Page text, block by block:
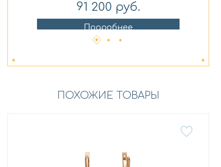
91 200 руб.
Подробнее
ПОХОЖИЕ ТОВАРЫ